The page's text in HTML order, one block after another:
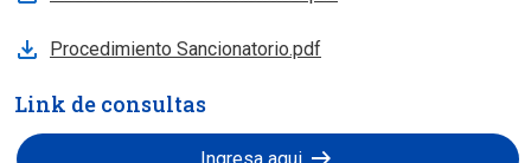
Procedimiento Sancionatorio.pdf
Link de consultas
Ingresa aqui